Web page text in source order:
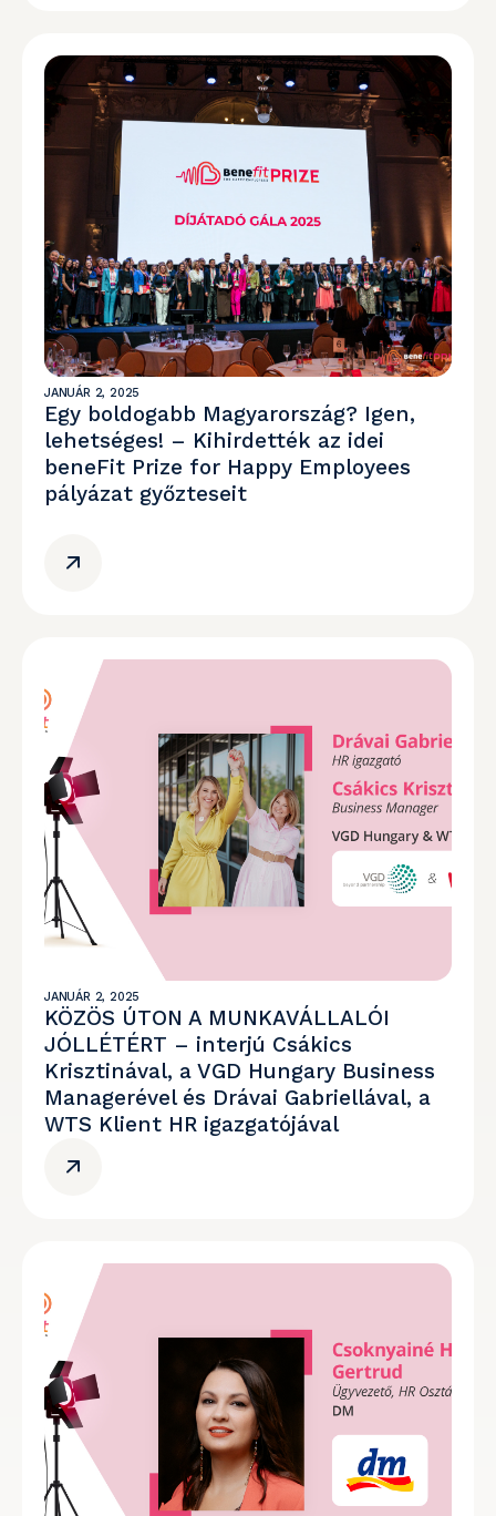
JANUÁR 2, 2025
Egy boldogabb Magyarország? Igen,
lehetséges! – Kihirdették az idei
beneFit Prize for Happy Employees
pályázat győzteseit
JANUÁR 2, 2025
KÖZÖS ÚTON A MUNKAVÁLLALÓI
JÓLLÉTÉRT – interjú Csákics
Krisztinával, a VGD Hungary Business
Managerével és Drávai Gabriellával, a
WTS Klient HR igazgatójával